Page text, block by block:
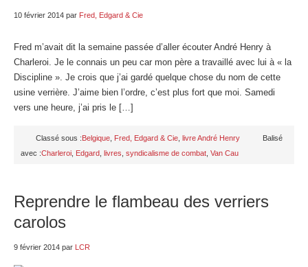
10 février 2014 par Fred, Edgard & Cie
Fred m’avait dit la semaine passée d’aller écouter André Henry à
Charleroi. Je le connais un peu car mon père a travaillé avec lui à « la
Discipline ». Je crois que j’ai gardé quelque chose du nom de cette
usine verrière. J’aime bien l’ordre, c’est plus fort que moi. Samedi
vers une heure, j’ai pris le […]
Classé sous :Belgique Fred, Edgard & Cie livre André Henry
Balisé
avec :Charleroi Edgard livres syndicalisme de combat Van Cau
Reprendre le flambeau des verriers
carolos
9 février 2014 par LCR